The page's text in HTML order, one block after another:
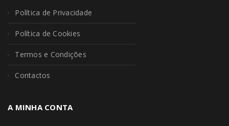
Política de Privacidade
Política de Cookies
Termos e Condições
Contactos
A MINHA CONTA